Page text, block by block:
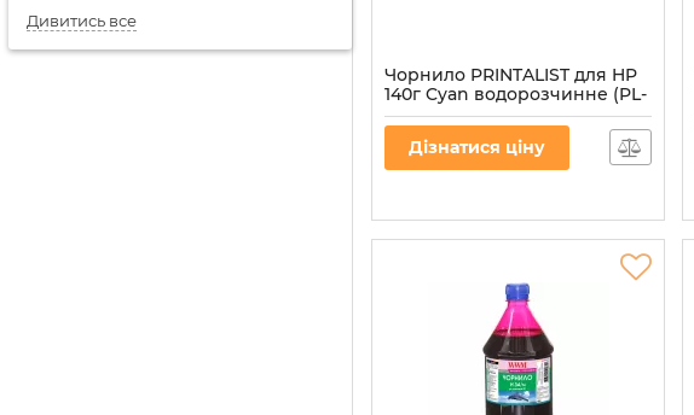
Дивитись все
Чорнило PRINTALIST для HP
140г Cyan водорозчинне (PL-
INK-HP-C)
Артикул: PL-INK-HP-C
Дізнатися ціну